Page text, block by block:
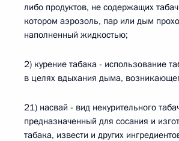
либо продуктов, не содержащих
котором аэрозоль, пар или дым
наполненный жидкостью;
2) курение табака - использование
в целях вдыхания дыма,
21) насвай - вид некурительного
предназначенный для сосания и
табака, извести и других